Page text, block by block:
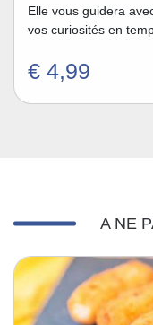
Elle vous guidera
vos curiosités en
€ 4,99
A NE